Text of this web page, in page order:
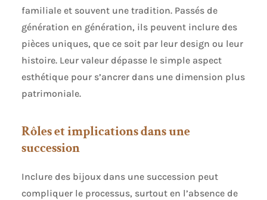
familiale et souvent une tradition. Passés de
génération en génération, ils peuvent inclure des
pièces uniques, que ce soit par leur design ou leur
histoire. Leur valeur dépasse le simple aspect
esthétique pour s’ancrer dans une dimension plus
patrimoniale.
Rôles et implications dans une
succession
Inclure des bijoux dans une succession peut
compliquer le processus, surtout en l’absence de